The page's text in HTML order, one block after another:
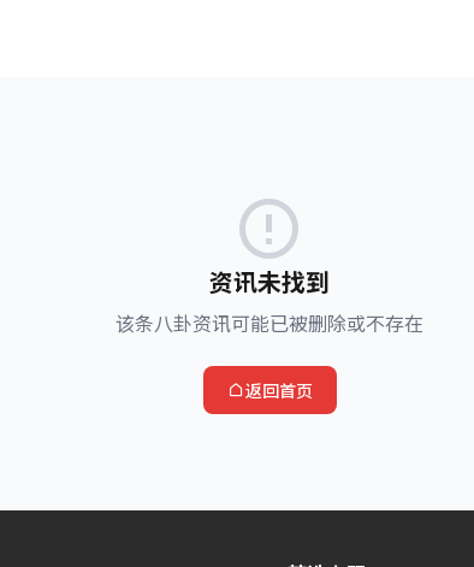
资讯未找到
该条八卦资讯可能已被删除或不存在
返回首页